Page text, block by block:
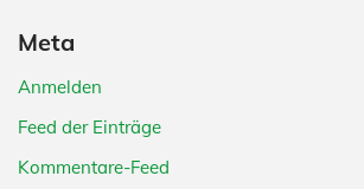
Meta
Anmelden
Feed der Einträge
Kommentare-Feed